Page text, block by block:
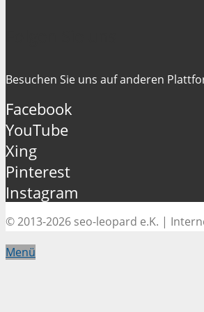
Besuchen Sie uns auf anderen
Facebook
YouTube
Xing
Pinterest
Instagram
© 2013-2026 seo-leopard e.K. |
Menü